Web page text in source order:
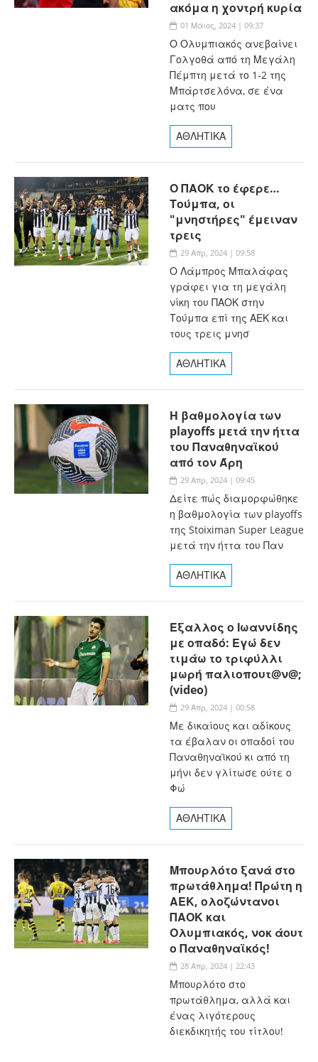
ακόμα η χοντρή κυρία
01 Μάιος, 2024 | 09:37
Ο Ολυμπιακός ανεβαίνει
Γολγοθά από τη Μεγάλη
Πέμπτη μετά το 1-2 της
Μπάρτσελόνα, σε ένα
ματς που
ΑΘΛΗΤΙΚΑ
Ο ΠΑΟΚ το έφερε…
Τούμπα, οι
"μνηστήρες" έμειναν
τρεις
29 Απρ, 2024 | 09:58
Ο Λάμπρος Μπαλάφας
γράφει για τη μεγάλη
νίκη του ΠΑΟΚ στην
Τούμπα επί της ΑΕΚ και
τους τρεις μνησ
ΑΘΛΗΤΙΚΑ
Η βαθμολογία των
playoffs μετά την ήττα
του Παναθηναϊκού
από τον Άρη
29 Απρ, 2024 | 09:45
Δείτε πώς διαμορφώθηκε
η βαθμολογία των playoffs
της Stoiximan Super League
μετά την ήττα του Παν
ΑΘΛΗΤΙΚΑ
Έξαλλος ο Ιωαννίδης
με οπαδό: Εγώ δεν
τιμάω το τριφύλλι
μωρή παλιοπουτ@ν@;
(video)
29 Απρ, 2024 | 00:58
Με δικαίους και αδίκους
τα έβαλαν οι οπαδοί του
Παναθηναϊκού κι από τη
μήνι δεν γλίτωσε ούτε ο
Φώ
ΑΘΛΗΤΙΚΑ
Μπουρλότο ξανά στο
πρωτάθλημα! Πρώτη η
ΑΕΚ, ολοζώντανοι
ΠΑΟΚ και
Ολυμπιακός, νοκ άουτ
ο Παναθηναϊκός!
28 Απρ, 2024 | 22:43
Μπουρλότο στο
πρωτάθλημα, αλλά και
ένας λιγότερους
διεκδικητής του τίτλου!